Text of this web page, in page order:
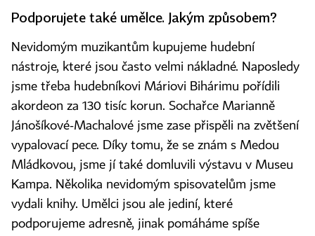
Podporujete také umělce. Jakým způsobem?
Nevidomým muzikantům kupujeme hudební
nástroje, které jsou často velmi nákladné. Naposledy
jsme třeba hudebníkovi Máriovi Bihárimu pořídili
akordeon za 130 tisíc korun. Sochařce Marianně
Jánošíkové-Machalové jsme zase přispěli na zvětšení
vypalovací pece. Díky tomu, že se znám s Medou
Mládkovou, jsme jí také domluvili výstavu v Museu
Kampa. Několika nevidomým spisovatelům jsme
vydali knihy. Umělci jsou ale jediní, které
podporujeme adresně, jinak pomáháme spíše